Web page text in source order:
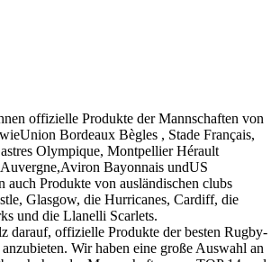
offizielle Produkte der Mannschaften von
Bordeaux Bègles , Stade Français,
Olympique, Montpellier Hérault
Bayonnais undUS
auch Produkte von ausländischen clubs
Glasgow, die Hurricanes, Cardiff, die
und die Llanelli Scarlets.
darauf, offizielle Produkte der besten Rugby-
Wir haben eine große Auswahl an